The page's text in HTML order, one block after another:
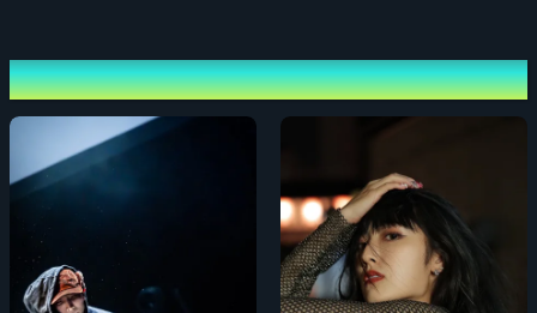
※本公演は第三者への高額転売は禁止いたします。
※お子様もご入場頂けますが必ず人数分のチケットが必要となります。
※チケット購入時の入金待ち、決済エラーなどにより在庫数が
る場合がございます。
※購入された座席以外でのご鑑賞は出来かねます。
なお、それによって他のお客様にご迷惑がかかる場合にはご退場して頂く場合
がございます。
※お客様同士のトラブルは一切責任を負いません。
Performing cast